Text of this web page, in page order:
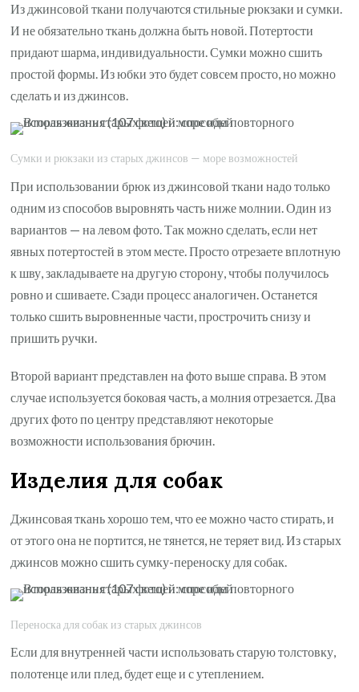
Из джинсовой ткани получаются стильные рюкзаки и сумки.
И не обязательно ткань должна быть новой. Потертости
придают шарма, индивидуальности. Сумки можно сшить
простой формы. Из юбки это будет совсем просто, но можно
сделать и из джинсов.
Сумки и рюкзаки из старых джинсов — море возможностей
При использовании брюк из джинсовой ткани надо только
одним из способов выровнять часть ниже молнии. Один из
вариантов — на левом фото. Так можно сделать, если нет
явных потертостей в этом месте. Просто отрезаете вплотную
к шву, закладываете на другую сторону, чтобы получилось
ровно и сшиваете. Сзади процесс аналогичен. Останется
только сшить выровненные части, прострочить снизу и
пришить ручки.
Второй вариант представлен на фото выше справа. В этом
случае используется боковая часть, а молния отрезается. Два
других фото по центру представляют некоторые
возможности использования брючин.
Изделия для собак
Джинсовая ткань хорошо тем, что ее можно часто стирать, и
от этого она не портится, не тянется, не теряет вид. Из старых
джинсов можно сшить сумку-переноску для собак.
Переноска для собак из старых джинсов
Если для внутренней части использовать старую толстовку,
полотенце или плед, будет еще и с утеплением.